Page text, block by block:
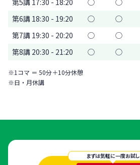
第6講 18:30 - 19:20
◯ ◯
第7講 19:30 - 20:20
◯ ◯
第8講 20:30 - 21:20
◯ ◯
※1コマ ＝ 50分＋10分休憩
※日・月休講
まずは気軽に一度お試し